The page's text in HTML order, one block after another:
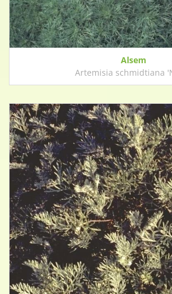
Alsem
Artemisia schmidtiana